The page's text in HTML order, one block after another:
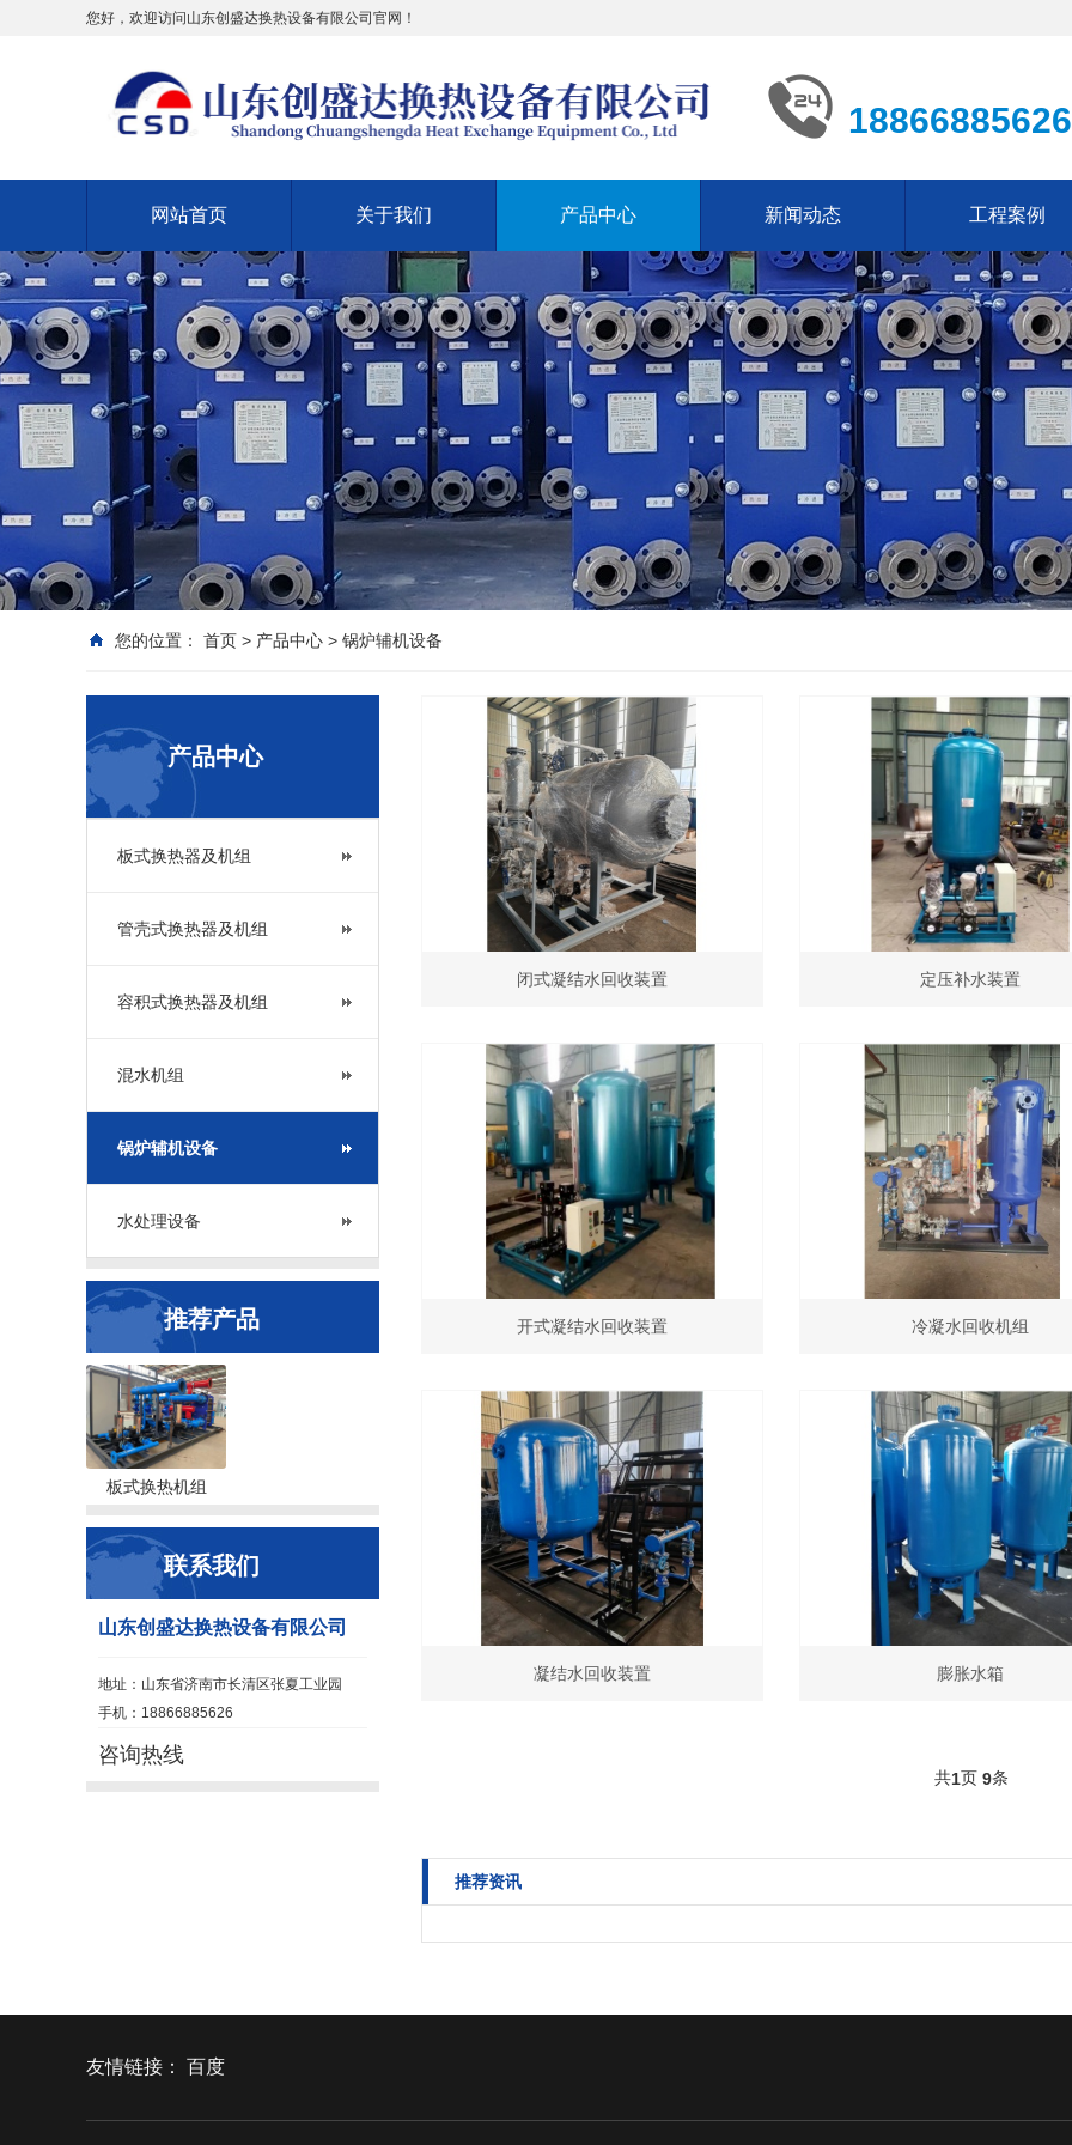
您好，欢迎访问山东创盛达换热设备有限公司官网！
18866885626
网站首页 关于我们 产品中心 新闻动态 工程案例
您的位置： 首页 > 产品中心 > 锅炉辅机设备
产品中心
板式换热器及机组
管壳式换热器及机组
容积式换热器及机组
混水机组
锅炉辅机设备
水处理设备
推荐产品
板式换热机组
联系我们
山东创盛达换热设备有限公司
地址：山东省济南市长清区张夏工业园
手机：18866885626
咨询热线
闭式凝结水回收装置 定压补水装置
开式凝结水回收装置 冷凝水回收机组
凝结水回收装置 膨胀水箱
共1页 9条
推荐资讯
友情链接： 百度